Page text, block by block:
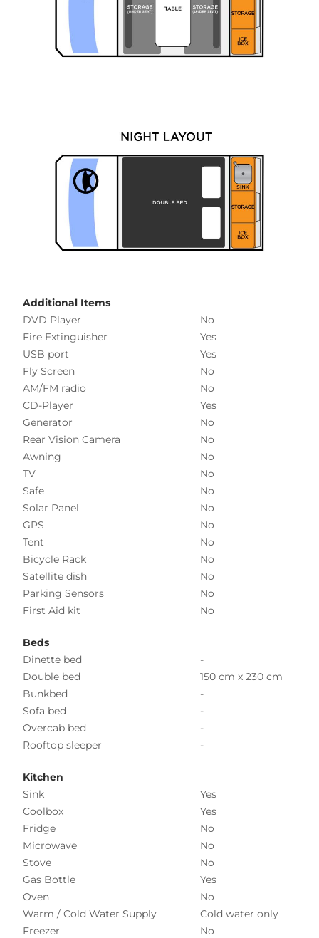
Additional Items
DVD Player
No
Fire Extinguisher
Yes
USB port
Yes
Fly Screen
No
AM/FM radio
No
CD-Player
Yes
Generator
No
Rear Vision Camera
No
Awning
No
TV
No
Safe
No
Solar Panel
No
GPS
No
Tent
No
Bicycle Rack
No
Satellite dish
No
Parking Sensors
No
First Aid kit
No
Beds
Dinette bed
-
Double bed
150 cm x 230 cm
Bunkbed
-
Sofa bed
-
Overcab bed
-
Rooftop sleeper
-
Kitchen
Sink
Yes
Coolbox
Yes
Fridge
No
Microwave
No
Stove
No
Gas Bottle
Yes
Oven
No
Warm / Cold Water Supply
Cold water only
Freezer
No